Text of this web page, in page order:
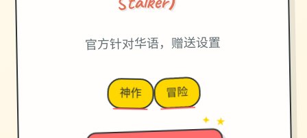
官方针对华语，赠送设置
神作 冒险
→
✦ ★